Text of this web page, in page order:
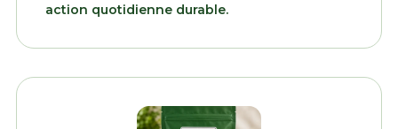
action quotidienne durable.